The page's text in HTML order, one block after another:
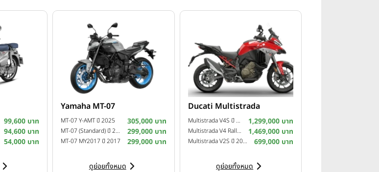
99,600 บาท
94,600 บาท
54,000 บาท
Yamaha MT-07
MT-07 Y-AMT ปี 2025 305,000 บาท
MT-07 (Standard) ปี 2025 299,000 บาท
MT-07 MY2017 ปี 2017 299,000 บาท
ดูย่อยทั้งหมด
Ducati Multistrada
Multistrada V4S ปี 2025 1,299,000 บาท
Multistrada V4 Rally ปี 2024 1,469,000 บาท
Multistrada V2S ปี 2023 699,000 บาท
ดูย่อยทั้งหมด